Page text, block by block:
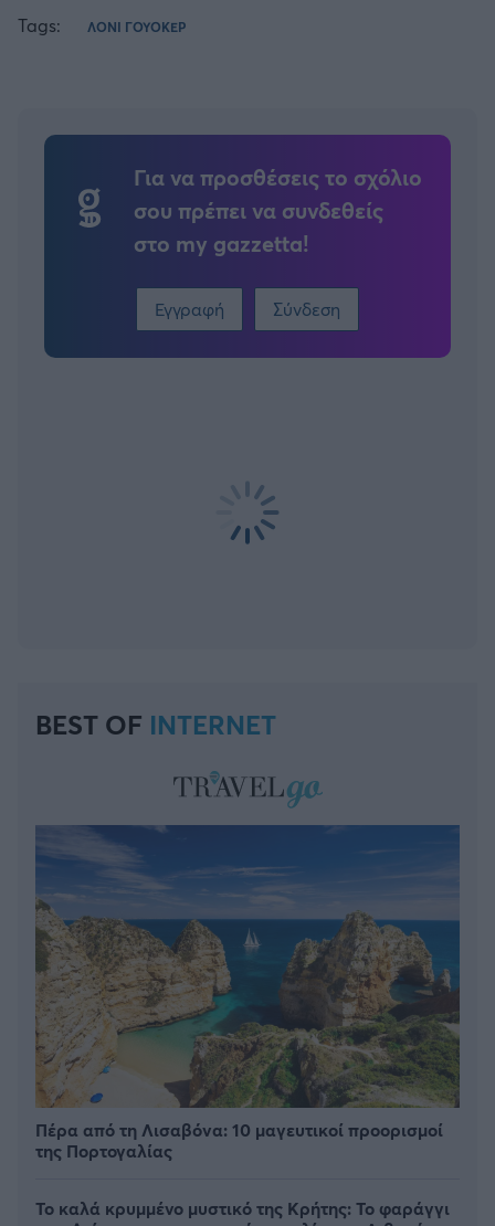
Tags: ΛΟΝΙ ΓΟΥΟΚΕΡ
Για να προσθέσεις το σχόλιο
σου πρέπει να συνδεθείς
στο my gazzetta!
Εγγραφή Σύνδεση
BEST OF INTERNET
Πέρα από τη Λισαβόνα: 10 μαγευτικοί προορισμοί
της Πορτογαλίας
Το καλά κρυμμένο μυστικό της Κρήτης: Το φαράγγι